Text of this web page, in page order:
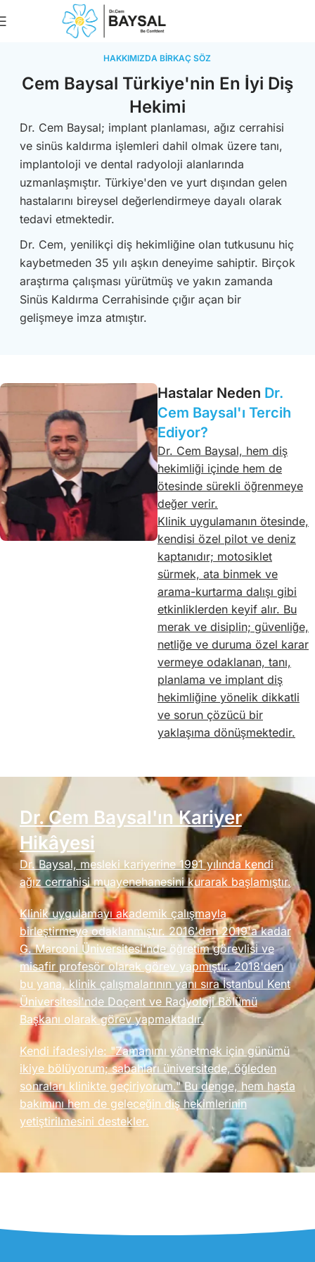
HAKKIMIZDA BİRKAÇ SÖZ
Cem Baysal Türkiye'nin En İyi Diş
Hekimi
Dr. Cem Baysal; implant planlaması, ağız cerrahisi
ve sinüs kaldırma işlemleri dahil olmak üzere tanı,
implantoloji ve dental radyoloji alanlarında
uzmanlaşmıştır. Türkiye'den ve yurt dışından gelen
hastalarını bireysel değerlendirmeye dayalı olarak
tedavi etmektedir.
Dr. Cem, yenilikçi diş hekimliğine olan tutkusunu hiç
kaybetmeden 35 yılı aşkın deneyime sahiptir. Birçok
araştırma çalışması yürütmüş ve yakın zamanda
Sinüs Kaldırma Cerrahisinde çığır açan bir
gelişmeye imza atmıştır.
Hastalar Neden Dr.
Cem Baysal'ı Tercih
Ediyor?
Dr. Cem Baysal, hem diş
hekimliği içinde hem de
ötesinde sürekli öğrenmeye
değer verir.
Klinik uygulamanın ötesinde,
kendisi özel pilot ve deniz
kaptanıdır; motosiklet
sürmek, ata binmek ve
arama-kurtarma dalışı gibi
etkinliklerden keyif alır. Bu
merak ve disiplin; güvenliğe,
netliğe ve duruma özel karar
vermeye odaklanan, tanı,
planlama ve implant diş
hekimliğine yönelik dikkatli
ve sorun çözücü bir
yaklaşıma dönüşmektedir.
Dr. Cem Baysal'ın Kariyer
Hikâyesi
Dr. Baysal, mesleki kariyerine 1991 yılında kendi
ağız cerrahisi muayenehanesini kurarak başlamıştır.
Klinik uygulamayı akademik çalışmayla
birleştirmeye odaklanmıştır. 2016'dan 2019'a kadar
G. Marconi Üniversitesi'nde öğretim görevlisi ve
misafir profesör olarak görev yapmıştır. 2018'den
bu yana, klinik çalışmalarının yanı sıra İstanbul Kent
Üniversitesi'nde Doçent ve Radyoloji Bölümü
Başkanı olarak görev yapmaktadır.
Kendi ifadesiyle: "Zamanımı yönetmek için günümü
ikiye bölüyorum; sabahları üniversitede, öğleden
sonraları klinikte geçiriyorum." Bu denge, hem hasta
bakımını hem de geleceğin diş hekimlerinin
yetiştirilmesini destekler.